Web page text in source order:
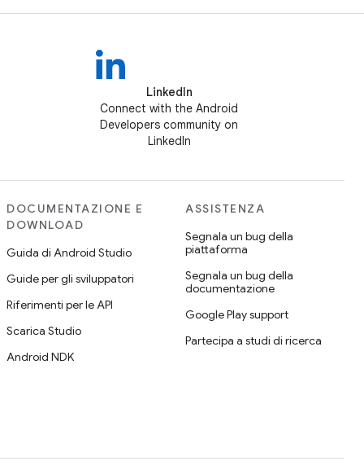
LinkedIn
Connect with the Android
Developers community on
LinkedIn
DOCUMENTAZIONE E
DOWNLOAD
Guida di Android Studio
Guide per gli sviluppatori
Riferimenti per le API
Scarica Studio
Android NDK
ASSISTENZA
Segnala un bug della
piattaforma
Segnala un bug della
documentazione
Google Play support
Partecipa a studi di ricerca